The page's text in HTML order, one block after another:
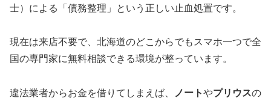
士）による「債務整理」という正しい止血処置です。
現在は来店不要で、北海道のどこからでもスマホ一つで全
国の専門家に無料相談できる環境が整っています。
違法業者からお金を借りてしまえば、 ノートやプリウスの